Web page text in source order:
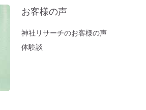
お客様の声
神社リサーチのお客様の声
体験談